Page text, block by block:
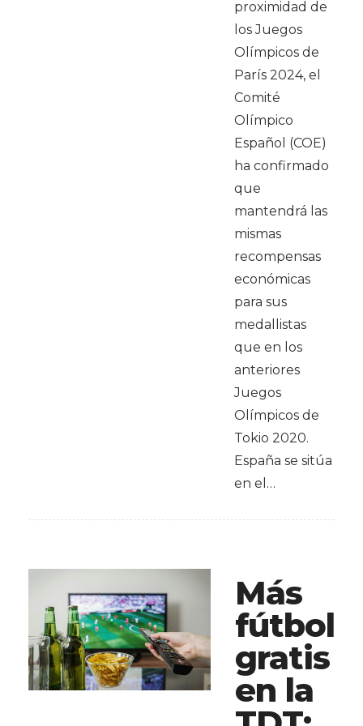
proximidad de
los Juegos
Olímpicos de
París 2024, el
Comité
Olímpico
Español (COE)
ha confirmado
que
mantendrá las
mismas
recompensas
económicas
para sus
medallistas
que en los
anteriores
Juegos
Olímpicos de
Tokio 2020.
España se sitúa
en el…
Más
fútbol
gratis
en la